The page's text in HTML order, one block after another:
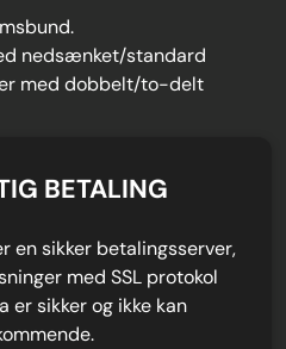
nedsænket/standard
med dobbelt/to-delt
BETALING
en sikker betalingsserver,
med SSL protokol
er sikker og ikke kan